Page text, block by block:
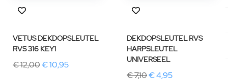
VETUS DEKDOPSLEUTEL
RVS 316 KEY1
€ 12,00€ 10,95
DEKDOPSLEUTEL RVS
HARPSLEUTEL
UNIVERSEEL
€ 7,10€ 4,95